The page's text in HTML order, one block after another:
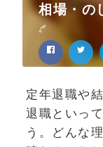
相場・の
定年退職や
退職といっ
う。どんな